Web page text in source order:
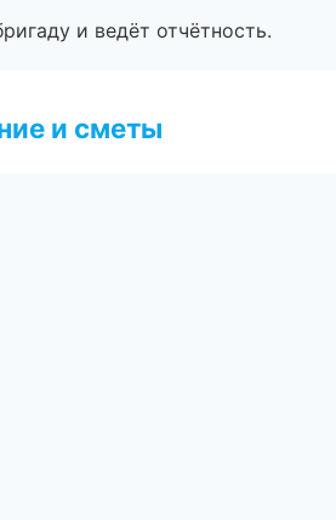
и ведёт отчётность.
и сметы